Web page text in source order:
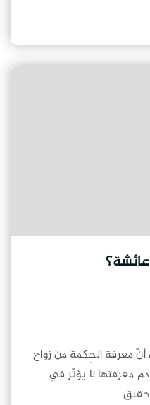
أنّ معرفة الحِكمة من زواج
معرفتها لا يؤثّر في